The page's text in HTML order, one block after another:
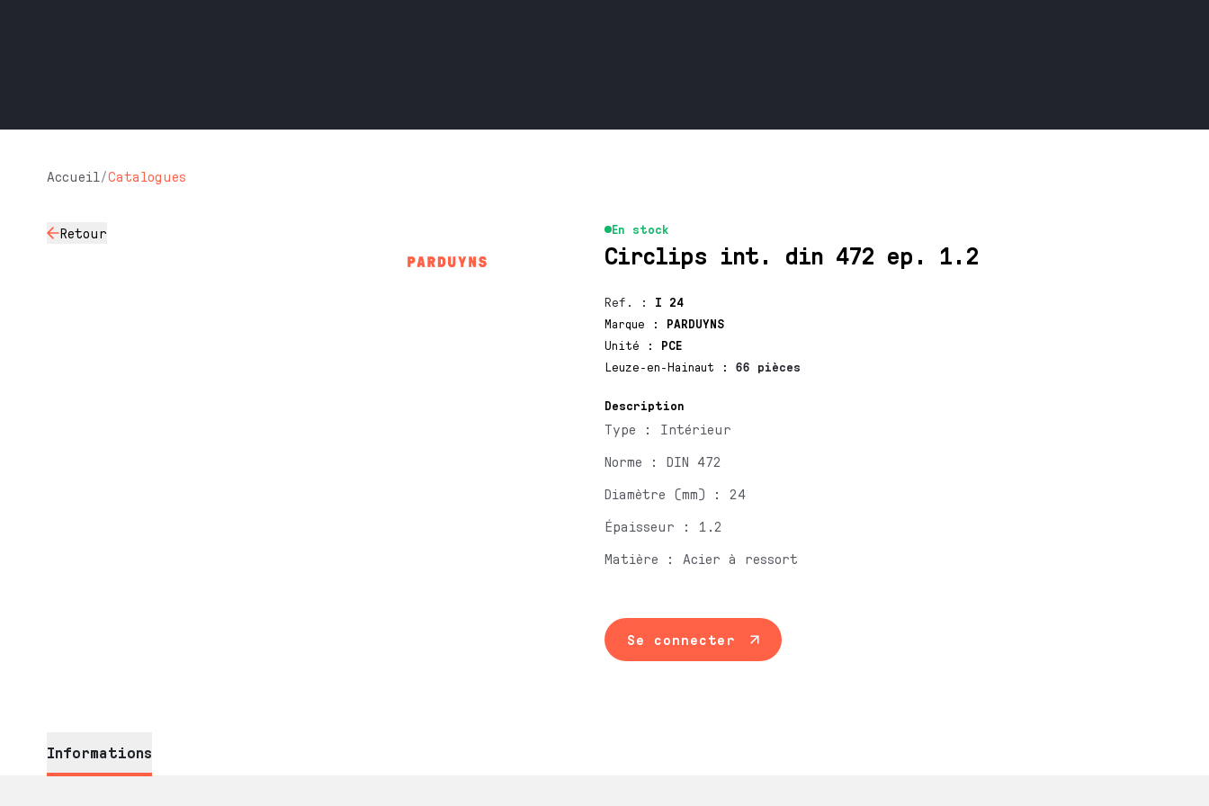
Accueil/Catalogues
Retour En stock
Circlips int. din 472 ep. 1.2
Ref. : I 24
Marque
:
PARDUYNS
Unité
:
PCE
Leuze-en-Hainaut
: 66 pièces
Description
Type : Intérieur
Norme : DIN 472
Diamètre (mm) : 24
Épaisseur : 1.2
Matière : Acier à ressort
Se connecter
Informations